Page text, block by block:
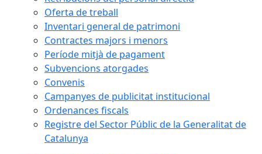
Oferta de treball
Inventari general de patrimoni
Contractes majors i menors
Període mitjà de pagament
Subvencions atorgades
Convenis
Campanyes de publicitat institucional
Ordenances fiscals
Registre del Sector Públic de la Generalitat de
Catalunya